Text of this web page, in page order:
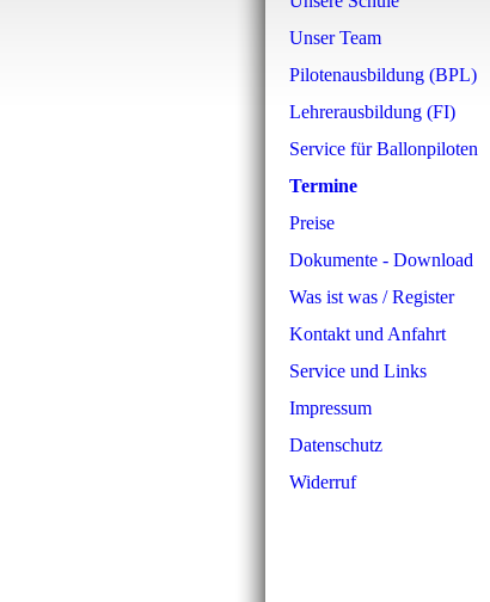
Unser Team
Pilotenausbildung (BPL)
Lehrerausbildung (FI)
Service für Ballonpiloten
Termine
Preise
Dokumente - Download
Was ist was / Register
Kontakt und Anfahrt
Service und Links
Impressum
Datenschutz
Widerruf